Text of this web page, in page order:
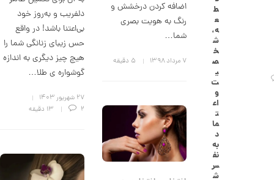
دلفریب و به‌روز خود
بی‌اعتنا باشد! در واقع
حس زیبای زنانگی شما را
هیچ چیز دیگری به اندازه
گوشواره‌ ی طلا…
۲۷ شهریور ۱۴۰۳
2
13 دقیقه
اضافه کردن درخشش و
رنگ به هویت بصری
شما…
۷ مرداد ۱۳۹۸ 5 دقیقه
ط
ع
ه،
ش
خ
ص
ی
ت
و
اع
ت
ما
د
به
نف
س
ش
ط
ل
ا
ا
ز
ک
ا
ک
ش
ن
م
ی
ن
ی
م
ا